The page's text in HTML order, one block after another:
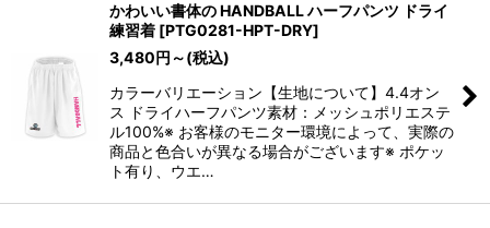
かわいい書体の HANDBALL ハーフパンツ ドライ
練習着 [PTG0281-HPT-DRY]
3,480円 ～(税込)
カラーバリエーション【生地について】4.4オン
ス ドライハーフパンツ素材：メッシュポリエステ
ル100%※ お客様のモニター環境によって、実際の
商品と色合いが異なる場合がございます※ ポケッ
ト有り、ウエ…